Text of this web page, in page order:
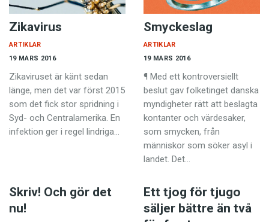
Zikavirus
19 MARS 2016
ARTIKLAR
Zikaviruset är känt sedan
länge, men det var först 2015
som det fick stor spridning i
Syd- och Centralamerika. En
infektion ger i regel lindriga…
Smyckeslag
19 MARS 2016
ARTIKLAR
¶ Med ett kontroversiellt
beslut gav folketinget danska
myndigheter rätt att beslagta
kontanter och värdesaker,
som smycken, från
människor som söker asyl i
landet. Det…
Skriv! Och gör det
nu!
Ett tjog för tjugo
säljer bättre än två